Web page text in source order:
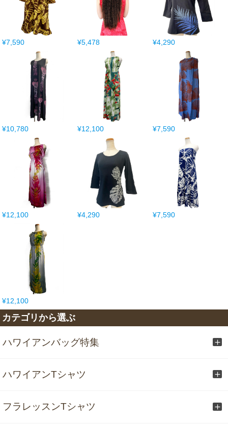
¥7,590 ¥5,478 ¥4,290
¥10,780 ¥12,100 ¥7,590
¥12,100 ¥4,290 ¥7,590
¥12,100
カテゴリから選ぶ
ハワイアンバッグ特集
ハワイアンTシャツ
フラレッスンTシャツ